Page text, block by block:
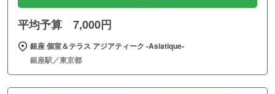
平均予算 7,000円
銀座 個室＆テラス アジアティーク ‐Asiatique‐
銀座駅／東京都